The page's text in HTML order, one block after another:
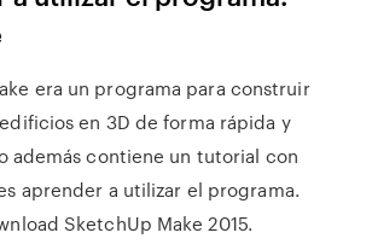
era un programa para construir
en 3D de forma rápida y
además contiene un tutorial con
aprender a utilizar el programa.
SketchUp Make 2015.